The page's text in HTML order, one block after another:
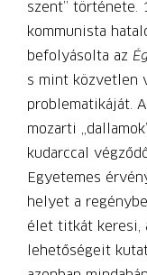
szent” története.
kommunista
befolyásolta az
s mint közvetlen
problematikáját.
mozarti
kudarccal
Egyetemes
helyet a
élet titkát keresi,
lehetőségeit